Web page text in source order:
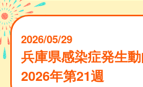
2026/05/29
兵庫県感染症発生
2026年第21週